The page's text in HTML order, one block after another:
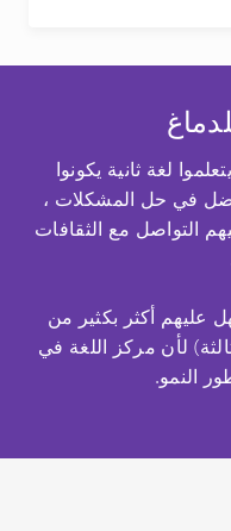
لغة ثانية يكونوا
في حل المشكلات ،
التواصل مع الثقافات
عليهم أكثر بكثير من
ثالثة) لأن مركز اللغة في
النمو.